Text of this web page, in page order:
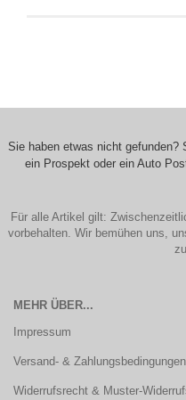
Sie haben etwas nicht gefunden?
ein Prospekt oder ein Auto
Für alle Artikel gilt:
vorbehalten. Wir bemühen uns,
MEHR ÜBER...
Impressum
Versand- & Zahlungsbedingungen
Widerrufsrecht & Muster-